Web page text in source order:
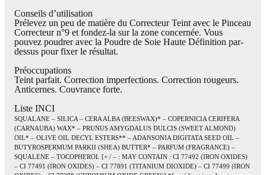
Conseils d’utilisation
Prélevez un peu de matière du Correcteur Teint avec le Pinceau
Correcteur n°9 et fondez-la sur la zone concernée. Vous
pouvez poudrer avec la Poudre de Soie Haute Définition par-
dessus pour fixer le résultat.
Préoccupations
Teint parfait. Correction imperfections. Correction rougeurs.
Anticernes. Couvrance forte.
Liste INCI
SQUALANE – SILICA – CERA ALBA (BEESWAX)* – COPERNICIA CERIFERA
(CARNAUBA) WAX* – PRUNUS AMYGDALUS DULCIS (SWEET ALMOND)
OIL* – OLIVE OIL DECYL ESTERS** – ADANSONIA DIGITATA SEED OIL –
BUTYROSPERMUM PARKII (SHEA) BUTTER* – PARFUM (FRAGRANCE) –
SQUALENE – TOCOPHEROL [+ / – : MAY CONTAIN : CI 77492 (IRON OXIDES)
– CI 77491 (IRON OXIDES) – CI 77891 (TITANIUM DIOXIDE) – CI 77499 (IRON